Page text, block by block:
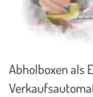
Abholboxen als